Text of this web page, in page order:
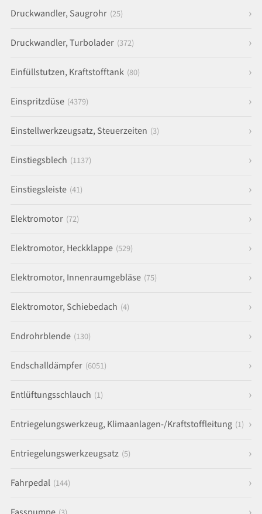
Druckwandler, Saugrohr (25)
Druckwandler, Turbolader (372)
Einfüllstutzen, Kraftstofftank (80)
Einspritzdüse (4379)
Einstellwerkzeugsatz, Steuerzeiten (3)
Einstiegsblech (1137)
Einstiegsleiste (41)
Elektromotor (72)
Elektromotor, Heckklappe (529)
Elektromotor, Innenraumgebläse (75)
Elektromotor, Schiebedach (4)
Endrohrblende (130)
Endschalldämpfer (6051)
Entlüftungsschlauch (1)
Entriegelungswerkzeug, Klimaanlagen-/Kraftstoffleitung (1)
Entriegelungswerkzeugsatz (5)
Fahrpedal (144)